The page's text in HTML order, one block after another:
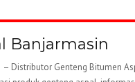
Banjarmasin
Distributor Genteng Bitumen